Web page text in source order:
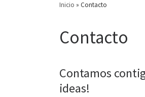
Inicio » Contacto
Contacto
Contamos
ideas!